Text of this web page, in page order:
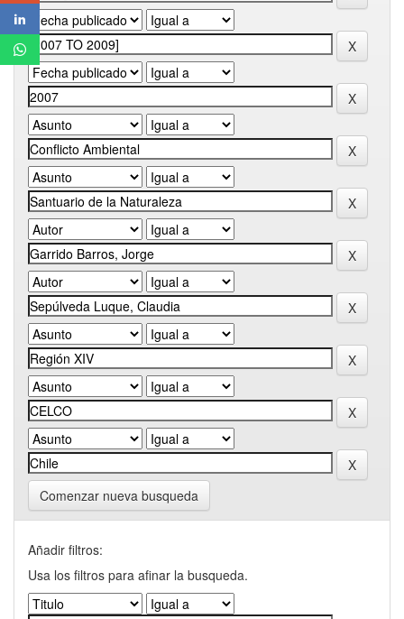
Comenzar nueva busqueda
Añadir filtros:
Usa los filtros para afinar la busqueda.